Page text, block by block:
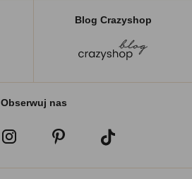
Blog Crazyshop
Obserwuj nas